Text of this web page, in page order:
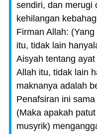
sendiri, dan merugi
kehilangan
Firman Allah:
itu, tidak lain
Aisyah tentang
Allah itu, tidak lain
maknanya adalah
Penafsiran ini
(Maka apakah
musyrik)